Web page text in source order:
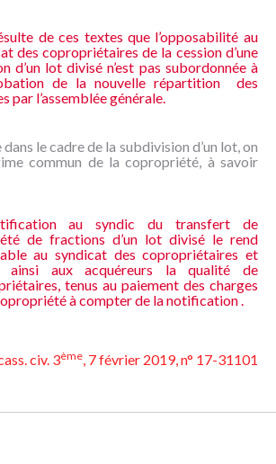
de ces textes que l’opposabilité au
des copropriétaires de la cession d’une
d’un lot divisé n’est pas subordonnée à
de la nouvelle répartition des
par l’assemblée générale.
le cadre de la subdivision d’un lot, on
commun de la copropriété, à savoir
au syndic du transfert de
de fractions d’un lot divisé le rend
au syndicat des copropriétaires et
ainsi aux acquéreurs la qualité de
tenus au paiement des charges
à compter de la notification .
civ. 3ème, 7 février 2019, n° 17-31101